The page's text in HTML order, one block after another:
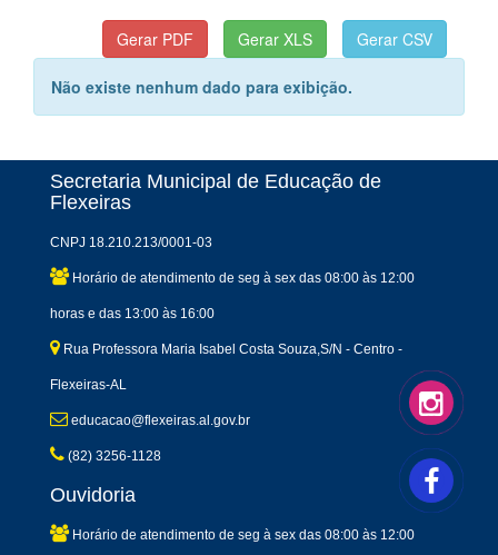
Não existe nenhum dado para exibição.
Secretaria Municipal de Educação de
Flexeiras
CNPJ 18.210.213/0001-03
Horário de atendimento de seg à sex das 08:00 às 12:00
horas e das 13:00 às 16:00
Rua Professora Maria Isabel Costa Souza,S/N - Centro -
Flexeiras-AL
educacao@flexeiras.al.gov.br
(82) 3256-1128
Ouvidoria
Horário de atendimento de seg à sex das 08:00 às 12:00